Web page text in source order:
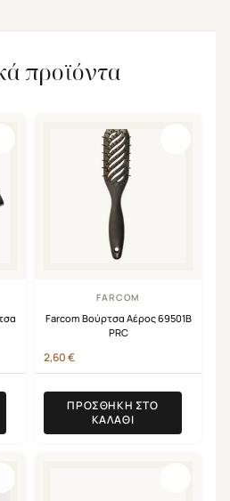
προϊόντα
FARCOM
Farcom Βούρτσα Αέρος 69501Β
PRC
2,60€
ΠΡΟΣΘΉΚΗ ΣΤΟ
ΚΑΛΆΘΙ